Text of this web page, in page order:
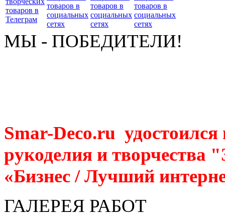
МЫ - ПОБЕДИТЕЛИ!
Smar-Deco.ru
рукоделия и творчества
«Бизнес / Лучший
ГАЛЕРЕЯ РАБОТ